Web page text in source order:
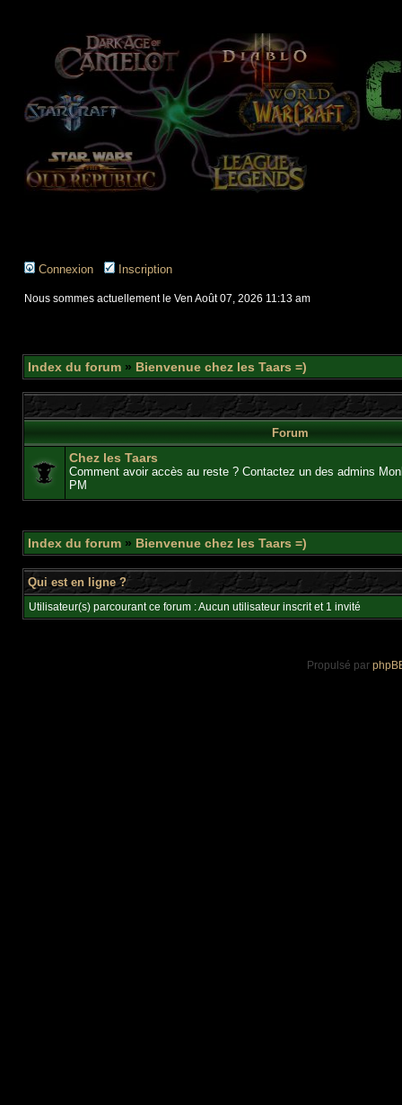
Connexion Inscription
Nous sommes actuellement le Ven Août 07, 2026 11:13 am
Index du forum » Bienvenue chez les Taars =)
Forum
Chez les Taars
Comment avoir accès au reste ? Contactez un des admins
PM
Index du forum » Bienvenue chez les Taars =)
Qui est en ligne ?
Utilisateur(s) parcourant ce forum : Aucun utilisateur inscrit et 1 invité
Propulsé par